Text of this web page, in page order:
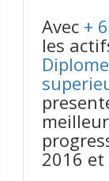
contenus
Avec +
les
2016 et